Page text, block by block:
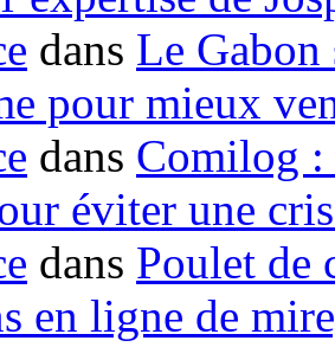
dans Le Gabon
pour mieux
dans Comilog :
éviter une
dans Poulet de
en ligne de